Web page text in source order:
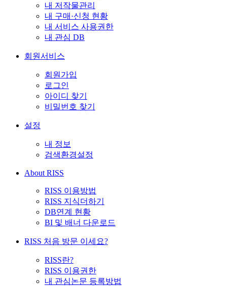
내 저작물관리
내 구매·신청 현황
내 서비스 사용권한
내 관심 DB
회원서비스
회원가입
로그인
아이디 찾기
비밀번호 찾기
설정
내 정보
검색환경설정
About RISS
RISS 이용방법
RISS 지식더하기
DB연계 현황
BI 및 배너 다운로드
RISS 처음 방문 이세요?
RISS란?
RISS 이용권한
내 관심논문 등록방법